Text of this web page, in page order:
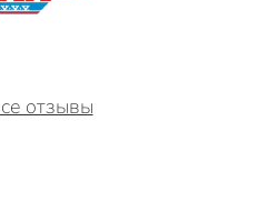
отзывы